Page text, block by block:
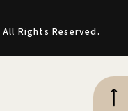
All Rights Reserved.